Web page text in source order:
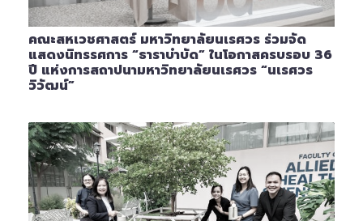
คณะสหเวชศาสตร์ มหาวิทยาลัยนเรศวร ร่วมจัด
แสดงนิทรรศการ “ธาราบำบัด” ในโอกาสครบรอบ 36
ปี แห่งการสถาปนามหาวิทยาลัยนเรศวร “นเรศวร
วิวัฒน์”